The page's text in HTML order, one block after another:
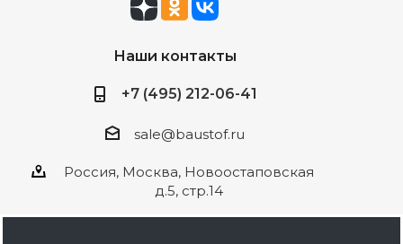
Наши контакты
+7 (495) 212-06-41
sale@baustof.ru
Россия, Москва, Новоостаповская
д.5, стр.14